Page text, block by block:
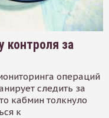
контроля за
операций
следить за
кабмин толкнуло
к